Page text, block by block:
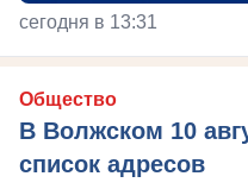
сегодня в 13:31
Общество
В Волжском 10
список адресов